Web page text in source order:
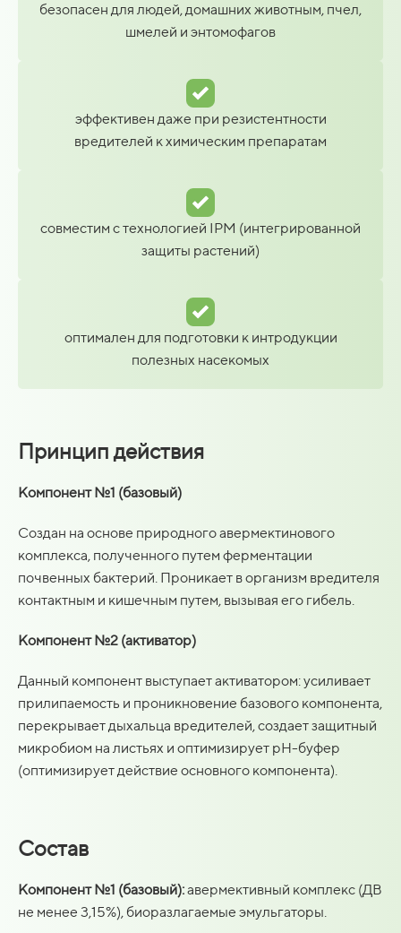
безопасен для людей, домашних животным, пчел,
шмелей и энтомофагов
эффективен даже при резистентности
вредителей к химическим препаратам
совместим с технологией IPM (интегрированной
защиты растений)
оптимален для подготовки к интродукции
полезных насекомых
Принцип действия
Компонент №1 (базовый)
Создан на основе природного авермектинового
комплекса, полученного путем ферментации
почвенных бактерий. Проникает в организм вредителя
контактным и кишечным путем, вызывая его гибель.
Компонент №2 (активатор)
Данный компонент выступает активатором: усиливает
прилипаемость и проникновение базового компонента,
перекрывает дыхальца вредителей, создает защитный
микробиом на листьях и оптимизирует pH-буфер
(оптимизирует действие основного компонента).
Состав
Компонент №1 (базовый):авермективный комплекс (ДВ
не менее 3,15%), биоразлагаемые эмульгаторы.